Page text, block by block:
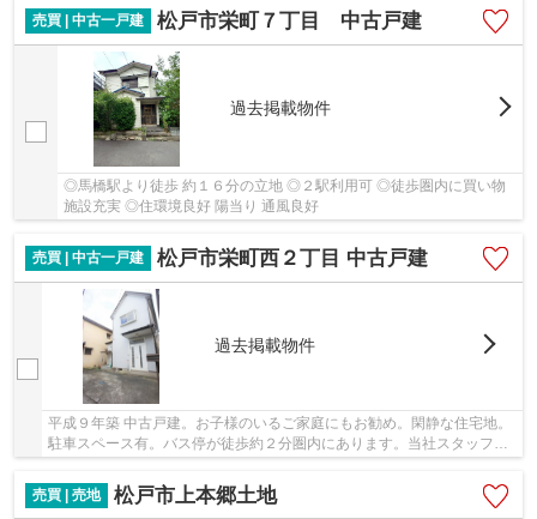
売買 | 中古一戸建
松戸市栄町７丁目 中古戸建
過去掲載物件
◎馬橋駅より徒歩 約１６分の立地 ◎２駅利用可 ◎徒歩圏内に買い物
施設充実 ◎住環境良好 陽当り 通風良好
売買 | 中古一戸建 松戸市栄町西２丁目 中古戸建
過去掲載物件
平成９年築 中古戸建。お子様のいるご家庭にもお勧め。閑静な住宅地。
駐車スペース有。バス停が徒歩約２分圏内にあります。当社スタッフは
不動産に詳しく、地域にも精通しているので、...
売買 | 売地
松戸市上本郷土地